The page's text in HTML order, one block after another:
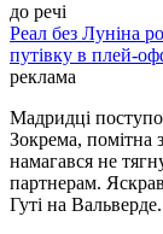
до речі
Реал без Луніна
путівку в плей-
реклама
Мадридці
Зокрема, помітна
намагався не
партнерам.
Гуті на